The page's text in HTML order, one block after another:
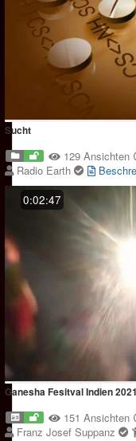
Sucht
129 Ansichten
Radio Earth
0:02:47
Ganesha Fesitval Indien
151 Ansichten
Franz Josef Suppanz